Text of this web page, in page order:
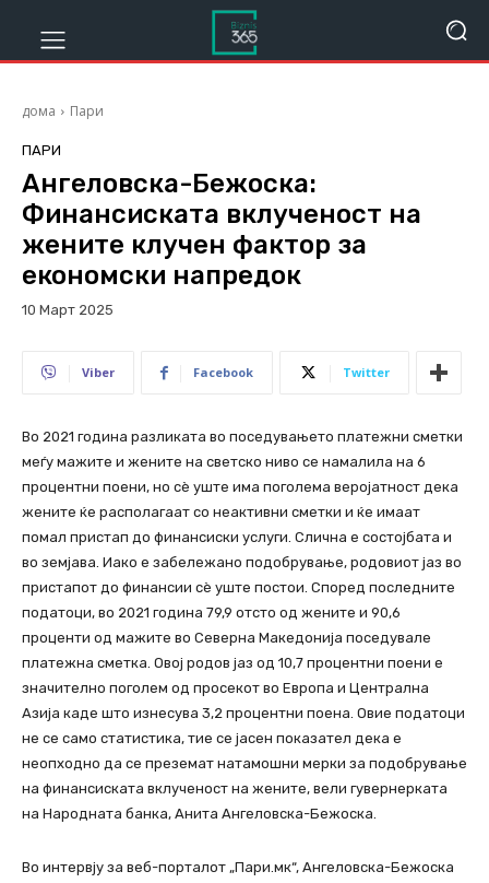
дома Пари
ПАРИ
Ангеловска-Бежоска:
Финансиската вклученост на
жените клучен фактор за
економски напредок
10 Март 2025
Viber Facebook Twitter
Во 2021 година разликата во поседувањето платежни сметки
меѓу мажите и жените на светско ниво се намалила на 6
процентни поени, но сè уште има поголема веројатност дека
жените ќе располагаат со неактивни сметки и ќе имаат
помал пристап до финансиски услуги. Слична е состојбата и
во земјава. Иако е забележано подобрување, родовиот јаз во
пристапот до финансии сè уште постои. Според последните
податоци, во 2021 година 79,9 отсто од жените и 90,6
проценти од мажите во Северна Македонија поседувале
платежна сметка. Овој родов јаз од 10,7 процентни поени е
значително поголем од просекот во Европа и Централна
Азија каде што изнесува 3,2 процентни поена. Овие податоци
не се само статистика, тие се јасен показател дека е
неопходно да се преземат натамошни мерки за подобрување
на финансиската вклученост на жените, вели гувернерката
на Народната банка, Анита Ангеловска-Бежоска.
Во интервју за веб-порталот „Пари.мк“, Ангеловска-Бежоска